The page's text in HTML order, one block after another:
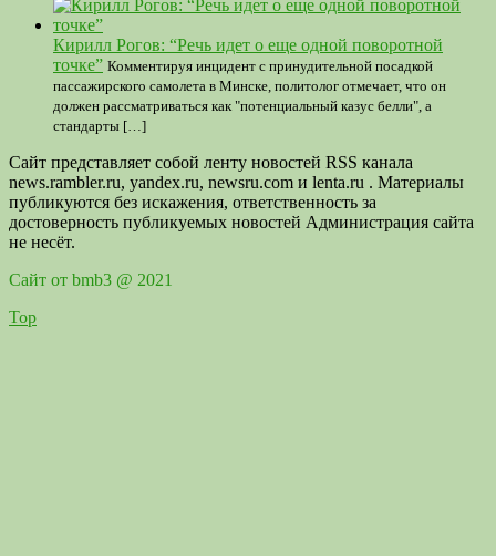
Кирилл Рогов: “Речь идет о еще одной поворотной
точке” Комментируя инцидент с принудительной посадкой
пассажирского самолета в Минске, политолог отмечает, что он
должен рассматриваться как "потенциальный казус белли", а
стандарты […]
Сайт представляет собой ленту новостей RSS канала
news.rambler.ru, yandex.ru, newsru.com и lenta.ru . Материалы
публикуются без искажения, ответственность за
достоверность публикуемых новостей Администрация сайта
не несёт.
Сайт от bmb3 @ 2021
Top